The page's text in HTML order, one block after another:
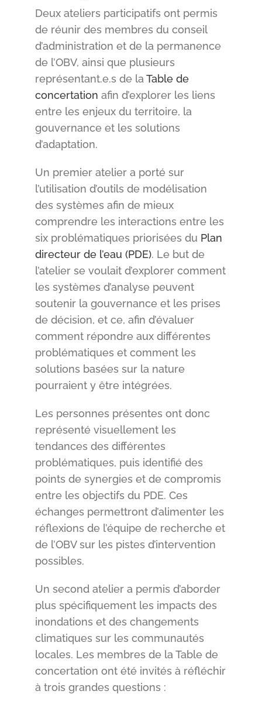
Deux ateliers participatifs ont permis
de réunir des membres du conseil
d’administration et de la permanence
de l’OBV, ainsi que plusieurs
représentant.e.s de laTable de
concertation afin d’explorer les liens
entre les enjeux du territoire, la
gouvernance et les solutions
d’adaptation.
Un premier atelier a porté sur
l’utilisation d’outils de modélisation
des systèmes afin de mieux
comprendre les interactions entre les
six problématiques priorisées du Plan
directeur de l’eau (PDE). Le but de
l’atelier se voulait d’explorer comment
les systèmes d’analyse peuvent
soutenir la gouvernance et les prises
de décision, et ce, afin d’évaluer
comment répondre aux différentes
problématiques et comment les
solutions basées sur la nature
pourraient y être intégrées.
Les personnes présentes ont donc
représenté visuellement les
tendances des différentes
problématiques, puis identifié des
points de synergies et de compromis
entre les objectifs du PDE. Ces
échanges permettront d’alimenter les
réflexions de l’équipe de recherche et
de l’OBV sur les pistes d’intervention
possibles.
Un second atelier a permis d’aborder
plus spécifiquement les impacts des
inondations et des changements
climatiques sur les communautés
locales. Les membres de la Table de
concertation ont été invités à réfléchir
à trois grandes questions :